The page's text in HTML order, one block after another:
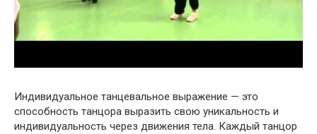
Индивидуальное танцевальное выражение — это
способность танцора выразить свою уникальность и
индивидуальность через движения тела. Каждый танцор